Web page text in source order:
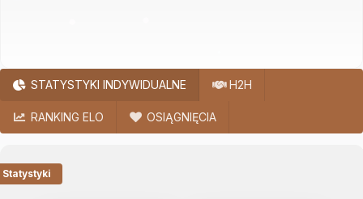
STATYSTYKI INDYWIDUALNE H2H
RANKING ELO OSIĄGNIĘCIA
Statystyki